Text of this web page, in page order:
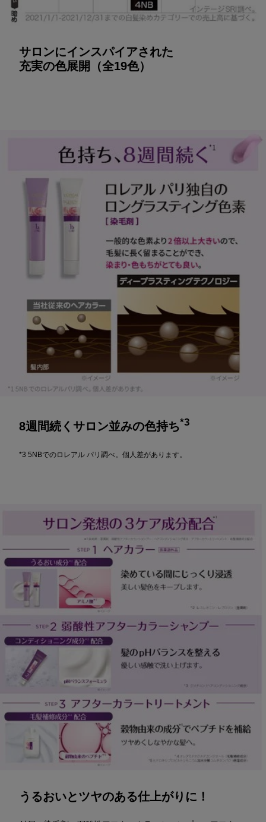
サロンにインスパイアされた
充実の色展開（全19色）
8週間続くサロン並みの色持ち*3
*3 5NBでのロレアル パリ調べ。個人差があります。
うるおいとツヤのある仕上がりに！